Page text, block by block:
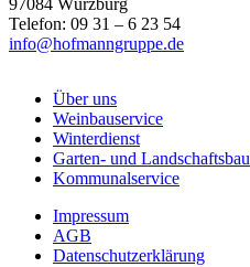
97084 Würzburg
Telefon: 09 31 – 6 23 54
info@hofmanngruppe.de
Über uns
Weinbauservice
Winterdienst
Garten- und Landschaftsbau
Kommunalservice
Impressum
AGB
Datenschutzerklärung